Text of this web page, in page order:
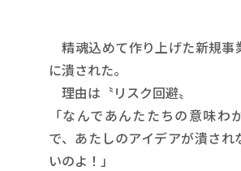
精魂込めて作り上げた新規事
に潰された。
理由は〝リスク回避〟
「なんであんたたちの意味わ
で、あたしのアイデアが潰され
いのよ！」